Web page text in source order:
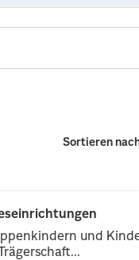
Sortieren
und